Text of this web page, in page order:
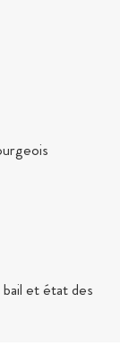
et état des